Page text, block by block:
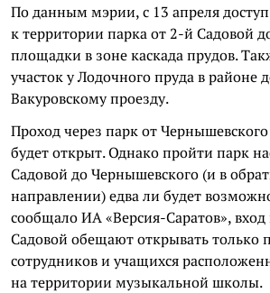
По данным мэрии, с 13 апреля
к территории парка от 2-й Садовой
площадки в зоне каскада прудов.
участок у Лодочного пруда в
Вакуровскому проезду.
Проход через парк от
будет открыт. Однако пройти парк
Садовой до Чернышевского (и в
направлении) едва ли будет
сообщало ИА «Версия-Саратов», вход
Садовой обещают открывать только
сотрудников и учащихся
на территории музыкальной школы.